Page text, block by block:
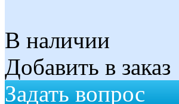
В наличии
Добавить в заказ
Задать вопрос